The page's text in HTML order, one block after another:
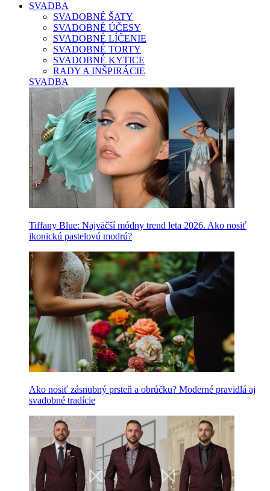
SVADBA
SVADOBNÉ ŠATY
SVADOBNÉ ÚČESY
SVADOBNÉ LÍČENIE
SVADOBNÉ TORTY
SVADOBNÉ KYTICE
RADY A INŠPIRÁCIE
SVADBA
Tiffany Blue: Najväčší módny trend leta 2026. Ako nosiť
ikonickú pastelovú modrú?
Ako nosiť zásnubný prsteň a obrúčku? Moderné pravidlá aj
svadobné tradície